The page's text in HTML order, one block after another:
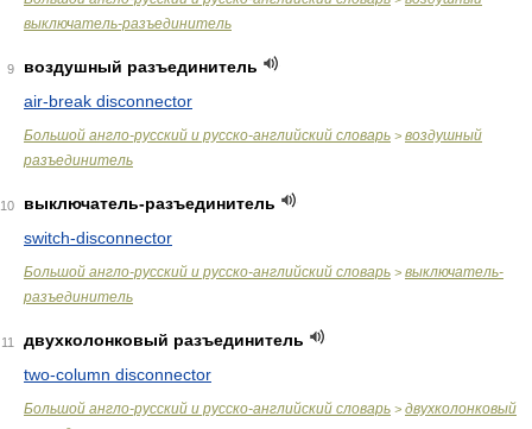
выключатель-разъединитель
9
воздушный разъединитель
air-break disconnector
Большой англо-русский и русско-английский словарь > воздушный
разъединитель
10
выключатель-разъединитель
switch-disconnector
Большой англо-русский и русско-английский словарь > выключатель-
разъединитель
11
двухколонковый разъединитель
two-column disconnector
Большой англо-русский и русско-английский словарь > двухколонковый